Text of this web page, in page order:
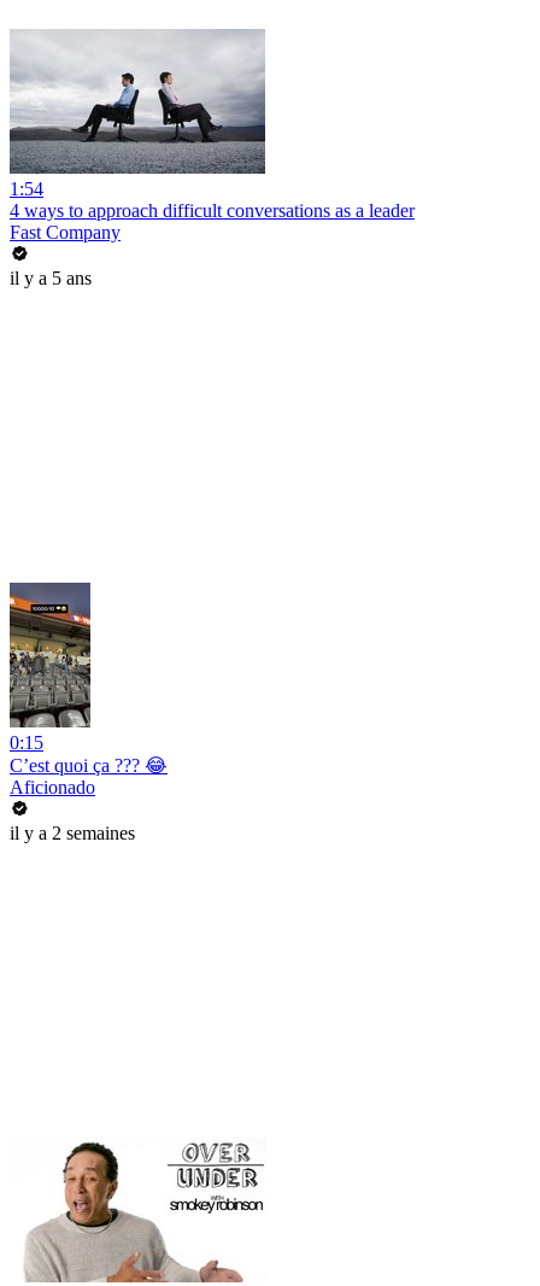
1:54
4 ways to approach difficult conversations as a leader
Fast Company
il y a 5 ans
0:15
C’est quoi ça ??? 😂
Aficionado
il y a 2 semaines